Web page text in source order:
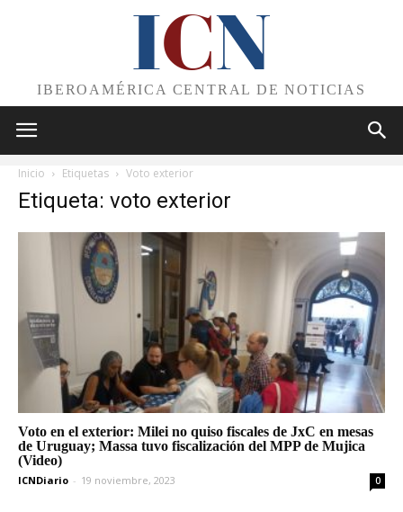
ICN
IBEROAMÉRICA CENTRAL DE NOTICIAS
Inicio Etiquetas Voto exterior
Etiqueta: voto exterior
Voto en el exterior: Milei no quiso fiscales de JxC en mesas
de Uruguay; Massa tuvo fiscalización del MPP de Mujica
(Video)
ICNDiario - 19 noviembre, 2023 0